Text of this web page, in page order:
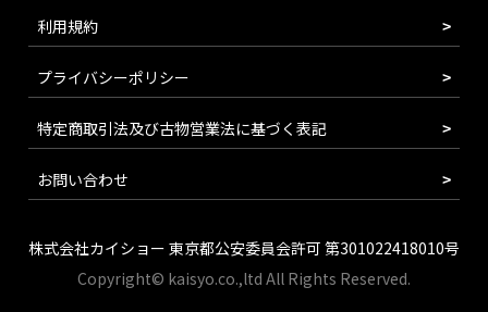
利用規約
プライバシーポリシー
特定商取引法及び古物営業法に基づく表記
お問い合わせ
株式会社カイショー 東京都公安委員会許可 第301022418010号
Copyright© kaisyo.co.,ltd All Rights Reserved.